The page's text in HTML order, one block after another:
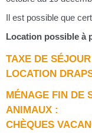
Il est possible que
Location possible à
TAXE DE
LOCATION
MÉNAGE FIN DE
ANIMAUX :
CHÈQUES